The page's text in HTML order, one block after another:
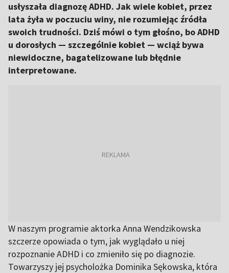
usłyszała diagnozę ADHD. Jak wiele kobiet, przez
lata żyła w poczuciu winy, nie rozumiejąc źródła
swoich trudności. Dziś mówi o tym głośno, bo ADHD
u dorosłych — szczególnie kobiet — wciąż bywa
niewidoczne, bagatelizowane lub błędnie
interpretowane.
W naszym programie aktorka Anna Wendzikowska
szczerze opowiada o tym, jak wyglądało u niej
rozpoznanie ADHD i co zmieniło się po diagnozie.
Towarzyszy jej psycholożka Dominika Sękowska, która